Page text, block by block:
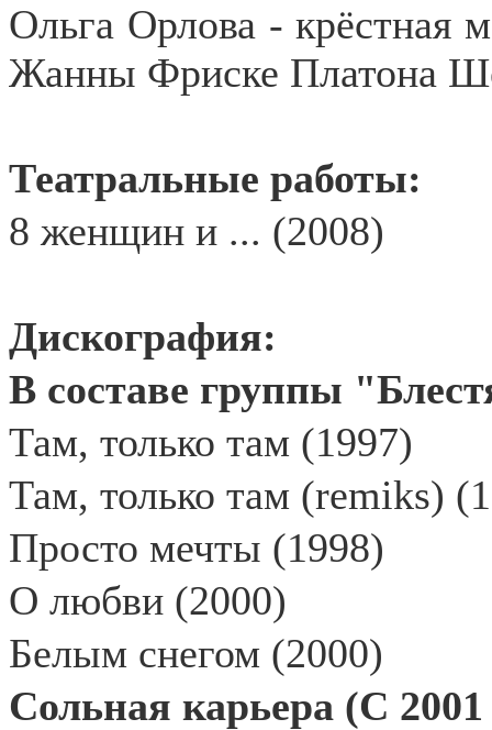
Ольга Орлова - крёстная
Жанны Фриске Платона
Театральные работы:
8 женщин и ... (2008)
Дискография:
В составе группы
Там, только там (1997)
Там, только там (remiks)
Просто мечты (1998)
О любви (2000)
Белым снегом (2000)
Сольная карьера (С 2001